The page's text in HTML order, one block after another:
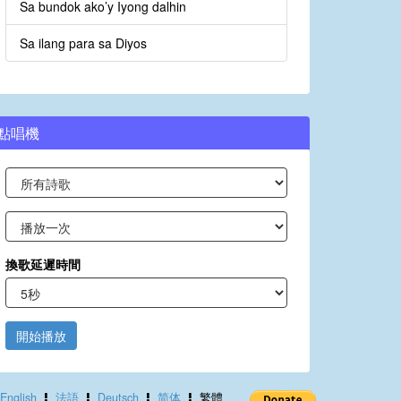
Sa bundok ako’y Iyong dalhin
Sa ilang para sa Diyos
唱機
換歌延遲時間
開始播放
English 法語 Deutsch 简体 繁體